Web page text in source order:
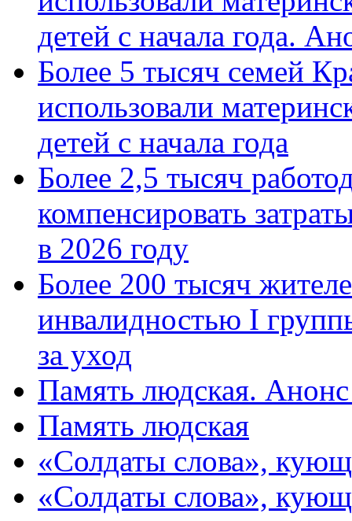
детей с начала года.
Более 5 тысяч семей
использовали
детей с начала года
Более 2,5 тысяч
компенсировать
в 2026 году
Более 200 тысяч
инвалидностью I
за уход
Память людская.
Память людская
«Солдаты слова»,
«Солдаты слова»,